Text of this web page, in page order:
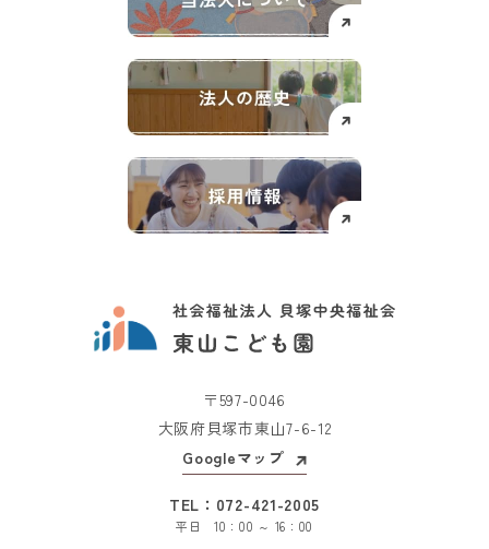
〒597-0046
大阪府貝塚市東山7-6-12
Googleマップ
TEL： 072-421-2005
平日 10：00 ～ 16：00